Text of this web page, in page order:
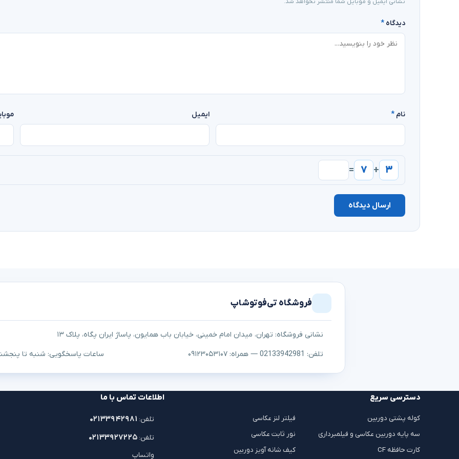
نشانی ایمیل و موبایل شما منتشر نخواهد شد.
دیدگاه *
نام * ایمیل
۳ + ۷ =
ارسال دیدگاه
فروشگاه تی‌فوتوشاپ
نشانی فروشگاه: تهران، میدان امام خمینی، خیابان باب همایون، پاساژ ایران پگاه، پلاک ۱۳
تلفن: 02133942981 — همراه: ۰۹۱۲۳۰۵۳۱۰۷
ساعات پاسخگویی: شنبه تا پنجشنبه ۱۰ صبح تا
دسترسی سریع
کوله پشتی دوربین
فیلتر لنز عکاسی
سه پایه دوربین عکاسی و فیلمبرداری
نور ثابت عکاسی
کارت حافظه CF
کیف شانه آویز دوربین
اطلاعات تماس با ما
تلفن: ۰۲۱۳۳۹۴۲۹۸۱
تلفن: ۰۲۱۳۳۹۲۷۲۲۵
واتساپ